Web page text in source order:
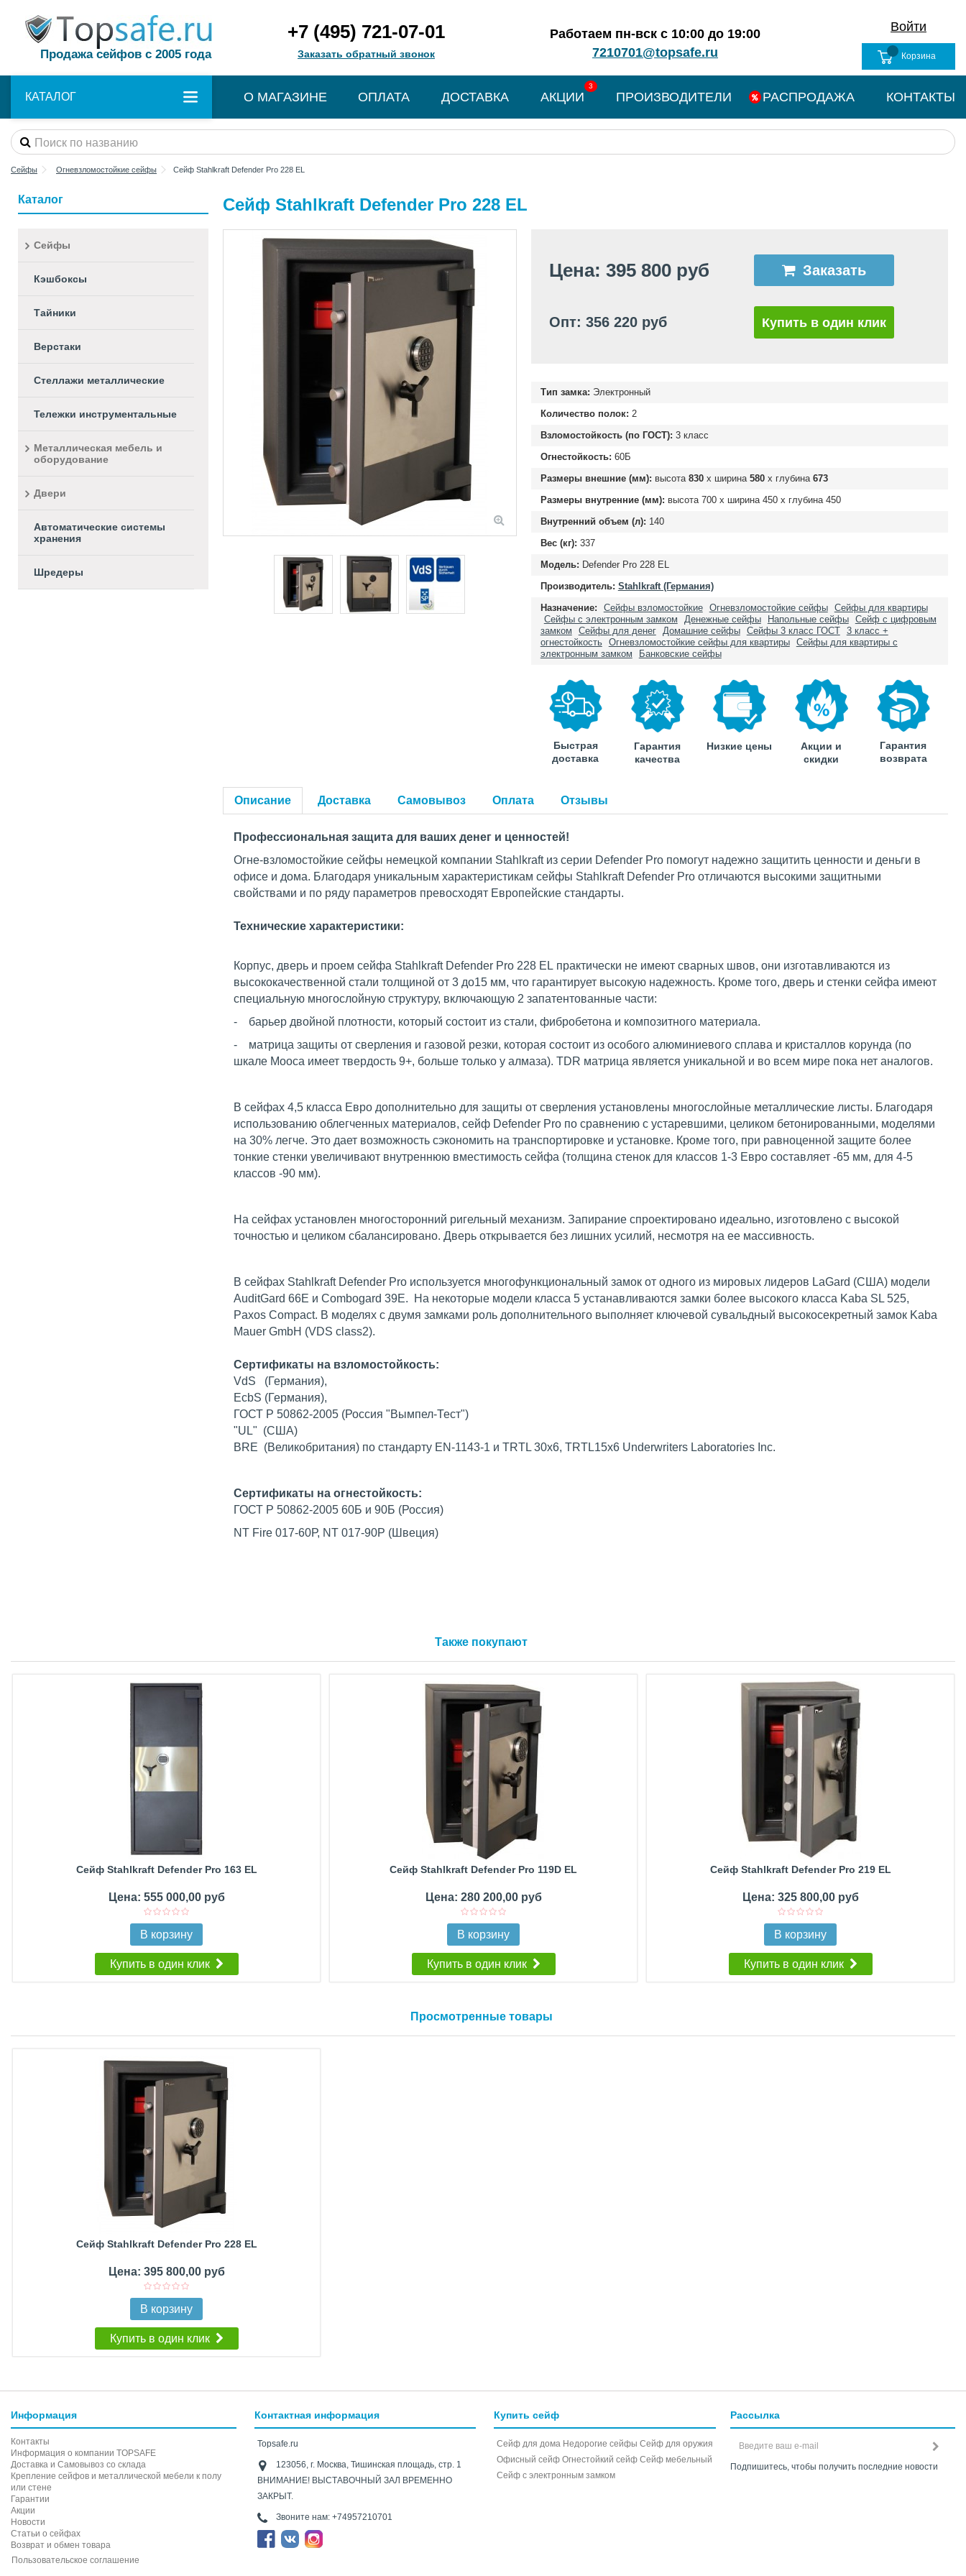
Продажа сейфов с 2005 года
Войти
Корзина
Работаем пн-вск с 10:00 до 19:00
7210701@topsafe.ru
+7 (495) 721-07-01
Заказать обратный звонок
КАТАЛОГ О МАГАЗИНЕ ОПЛАТА ДОСТАВКА
3
АКЦИИ ПРОИЗВОДИТЕЛИ РАСПРОДАЖА КОНТАКТЫ
Сейфы Огневзломостойкие сейфы Сейф Stahlkraft Defender Pro 228 EL
Каталог
Сейфы
Кэшбоксы
Тайники
Верстаки
Стеллажи металлические
Тележки инструментальные
Металлическая мебель и
оборудование
Двери
Автоматические системы
хранения
Шредеры
Сейф Stahlkraft Defender Pro 228 EL
Цена: 395 800 руб
Опт: 356 220 руб
Заказать
Купить в один клик
Тип замка: Электронный
Количество полок: 2
Взломостойкость (по ГОСТ): 3 класс
Огнестойкость: 60Б
Размеры внешние (мм): высота 830х ширина 580х глубина 673
Размеры внутренние (мм): высота 700х ширина 450х глубина 450
Внутренний объем (л): 140
Вес (кг): 337
Модель: Defender Pro 228 EL
Производитель: Stahlkraft (Германия)
Назначение:
Сейфы взломостойкие Огневзломостойкие сейфы
Сейфы для квартиры
Сейфы с электронным замком
Денежные сейфы Напольные сейфы
Сейф с цифровым
замком
Сейфы для денег Домашние сейфы Сейфы 3 класс ГОСТ
3 класс +
огнестойкость
Огневзломостойкие сейфы для квартиры
Сейфы для квартиры с
электронным замком
Банковские сейфы
Быстрая
доставка
Гарантия
качества
Низкие цены
Акции и
скидки
Гарантия
возврата
Описание Доставка Самовывоз Оплата Отзывы
Профессиональная защита для ваших денег и ценностей!
Огне-взломостойкие сейфы немецкой компании Stahlkraft из серии Defender Pro помогут надежно защитить ценности и деньги в
офисе и дома. Благодаря уникальным характеристикам сейфы Stahlkraft Defender Pro отличаются высокими защитными
свойствами и по ряду параметров превосходят Европейские стандарты.
Технические характеристики:
Корпус, дверь и проем сейфа Stahlkraft Defender Pro 228 EL практически не имеют сварных швов, они изготавливаются из
высококачественной стали толщиной от 3 до15 мм, что гарантирует высокую надежность. Кроме того, дверь и стенки сейфа имеют
специальную многослойную структуру, включающую 2 запатентованные части:
- барьер двойной плотности, который состоит из стали, фибробетона и композитного материала.
- матрица защиты от сверления и газовой резки, которая состоит из особого алюминиевого сплава и кристаллов корунда (по
шкале Мооса имеет твердость 9+, больше только у алмаза). TDR матрица является уникальной и во всем мире пока нет аналогов.
В сейфах 4,5 класса Евро дополнительно для защиты от сверления установлены многослойные металлические листы. Благодаря
использованию облегченных материалов, сейф Defender Pro по сравнению с устаревшими, целиком бетонированными, моделями
на 30% легче. Это дает возможность сэкономить на транспортировке и установке. Кроме того, при равноценной защите более
тонкие стенки увеличивают внутреннюю вместимость сейфа (толщина стенок для классов 1-3 Евро составляет -65 мм, для 4-5
классов -90 мм).
На сейфах установлен многосторонний ригельный механизм. Запирание спроектировано идеально, изготовлено с высокой
точностью и целиком сбалансировано. Дверь открывается без лишних усилий, несмотря на ее массивность.
В сейфах Stahlkraft Defender Pro используется многофункциональный замок от одного из мировых лидеров LaGаrd (США) модели
AuditGard 66E и Combogard 39E. На некоторые модели класса 5 устанавливаются замки более высокого класса Kaba SL 525,
Paxos Compact. В моделях с двумя замками роль дополнительного выполняет ключевой сувальдный высокосекретный замок Kaba
Mauer GmbH (VDS class2).
Сертификаты на взломостойкость:
VdS (Германия),
EcbS (Германия),
ГОСТ Р 50862-2005 (Россия "Вымпел-Тест")
"UL" (США)
BRE (Великобритания) по стандарту EN-1143-1 и TRTL 30x6, TRTL15x6 Underwriters Laboratories Inc.
Сертификаты на огнестойкость:
ГОСТ Р 50862-2005 60Б и 90Б (Россия)
NT Fire 017-60Р, NT 017-90P (Швеция)
Также покупают
Сейф Stahlkraft Defender Pro 163 EL
Цена: 555 000,00 руб
В корзину
Купить в один клик
Сейф Stahlkraft Defender Pro 119D EL
Цена: 280 200,00 руб
В корзину
Купить в один клик
Сейф Stahlkraft Defender Pro 219 EL
Цена: 325 800,00 руб
В корзину
Купить в один клик
Просмотренные товары
Сейф Stahlkraft Defender Pro 228 EL
Цена: 395 800,00 руб
В корзину
Купить в один клик
Информация
Контакты
Информация о компании TOPSAFE
Доставка и Самовывоз со склада
Крепление сейфов и металлической мебели к полу
или стене
Гарантии
Акции
Новости
Статьи о сейфах
Возврат и обмен товара
Пользовательское соглашение
Контактная информация
Topsafe.ru
123056, г. Москва, Тишинская площадь, стр. 1
ВНИМАНИЕ! ВЫСТАВОЧНЫЙ ЗАЛ ВРЕМЕННО
ЗАКРЫТ.
Звоните нам: +74957210701
Купить сейф
Сейф для дома Недорогие сейфы Сейф для оружия
Офисный сейф Огнестойкий сейф Сейф мебельный
Cейф с электронным замком
Рассылка
Подпишитесь, чтобы получить последние новости